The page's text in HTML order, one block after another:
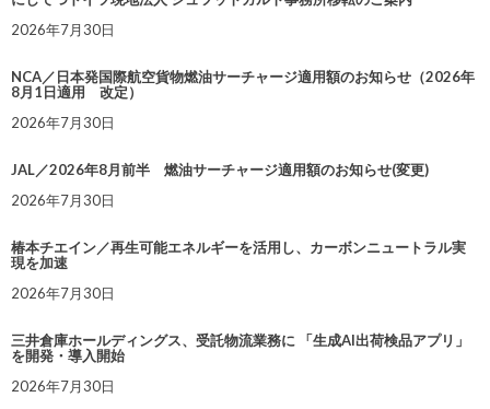
2026年7月30日
NCA／日本発国際航空貨物燃油サーチャージ適用額のお知らせ（2026年
8月1日適用 改定）
2026年7月30日
JAL／2026年8月前半 燃油サーチャージ適用額のお知らせ(変更)
2026年7月30日
椿本チエイン／再生可能エネルギーを活用し、カーボンニュートラル実
現を加速
2026年7月30日
三井倉庫ホールディングス、受託物流業務に 「生成AI出荷検品アプリ」
を開発・導入開始
2026年7月30日